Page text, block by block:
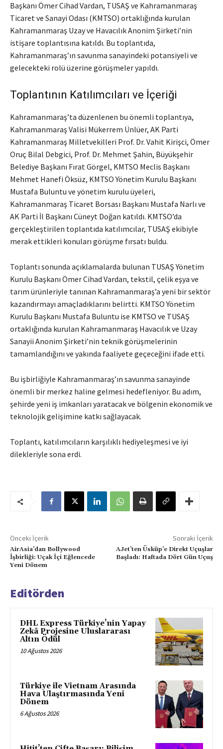
Başkanı Ömer Cihad Vardan, TUSAŞ ve Kahramanmaraş
Ticaret ve Sanayi Odası (KMTSO) ortaklığında kurulan
Kahramanmaraş Uzay ve Havacılık Anonim Şirketi’nin
istişare toplantısına katıldı. Bu toplantıda,
Kahramanmaraş’ın savunma sanayindeki potansiyeli ve
gelecekteki rolü üzerine görüşmeler yapıldı.
Toplantının Katılımcıları ve İçeriği
Kahramanmaraş’ta düzenlenen bu önemli toplantıya,
Kahramanmaraş Valisi Mükerrem Ünlüer, AK Parti
Kahramanmaraş Milletvekilleri Prof. Dr. Vahit Kirişci, Ömer
Oruç Bilal Debgici, Prof. Dr. Mehmet Şahin, Büyükşehir
Belediye Başkanı Fırat Görgel, KMTSO Meclis Başkanı
Mehmet Hanefi Öksüz, KMTSO Yönetim Kurulu Başkanı
Mustafa Buluntu ve yönetim kurulu üyeleri,
Kahramanmaraş Ticaret Borsası Başkanı Mustafa Narlı ve
AK Parti İl Başkanı Cüneyt Doğan katıldı. KMTSO’da
gerçekleştirilen toplantıda katılımcılar, TUSAŞ ekibiyle
merak ettikleri konuları görüşme fırsatı buldu.
Toplantı sonunda açıklamalarda bulunan TUSAŞ Yönetim
Kurulu Başkanı Ömer Cihad Vardan, tekstil, çelik eşya ve
tarım ürünleriyle tanınan Kahramanmaraş’a yeni bir sektör
kazandırmayı amaçladıklarını belirtti. KMTSO Yönetim
Kurulu Başkanı Mustafa Buluntu ise KMTSO ve TUSAŞ
ortaklığında kurulan Kahramanmaraş Havacılık ve Uzay
Sanayii Anonim Şirketi’nin teknik görüşmelerinin
tamamlandığını ve yakında faaliyete geçeceğini ifade etti.
Bu işbirliğiyle Kahramanmaraş’ın savunma sanayinde
önemli bir merkez haline gelmesi hedefleniyor. Bu adım,
şehirde yeni iş imkanları yaratacak ve bölgenin ekonomik ve
teknolojik gelişimine katkı sağlayacak.
Toplantı, katılımcıların karşılıklı hediyeleşmesi ve iyi
dilekleriyle sona erdi.
Önceki İçerik
AirAsia’dan Bollywood
İşbirliği: Uçak İçi Eğlencede
Yeni Dönem
Sonraki İçerik
AJet’ten Üsküp’e Direkt Uçuşlar
Başladı: Haftada Dört Gün Uçuş
Editörden
DHL Express Türkiye’nin Yapay
Zekâ Projesine Uluslararası
Altın Ödül
10 Ağustos 2026
Türkiye ile Vietnam Arasında
Hava Ulaştırmasında Yeni
Dönem
6 Ağustos 2026